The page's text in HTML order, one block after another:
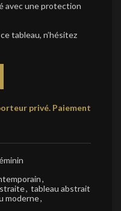
avec une protection
tableau, n’hésitez
privé. Paiement
,
, tableau abstrait
moderne,